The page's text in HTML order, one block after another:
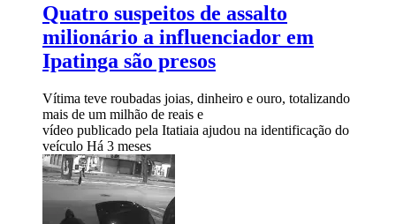
Quatro suspeitos de assalto
milionário a influenciador em
Ipatinga são presos
Vítima teve roubadas joias, dinheiro e ouro, totalizando
mais de um milhão de reais e
vídeo publicado pela Itatiaia ajudou na identificação do
veículo Há 3 meses